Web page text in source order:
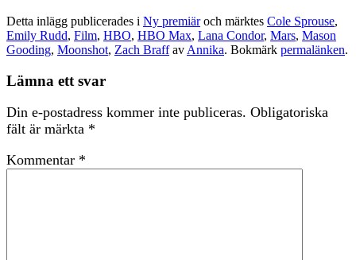
Detta inlägg publicerades i Ny premiäroch märktes Cole Sprouse,
Emily Rudd, Film, HBO, HBO Max, Lana Condor, Mars, Mason
Gooding, Moonshot, Zach Braffav Annika. Bokmärk permalänken.
Lämna ett svar
Din e-postadress kommer inte publiceras. Obligatoriska
fält är märkta *
Kommentar *